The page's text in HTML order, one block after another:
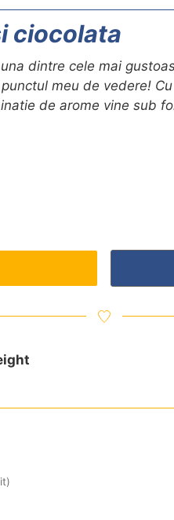
ciocolata
dintre cele mai
meu de vedere! Cu
de arome vine sub